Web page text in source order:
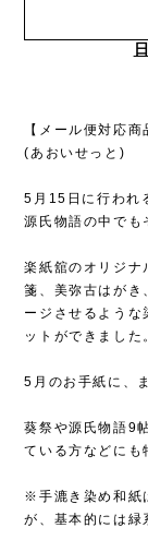
【メール便対応商
(あおいせっと)
5月15日に行われ
源氏物語の中でも
楽紙舘のオリジナ
箋、美弥古はがき
ージさせるような
ットができました
5月のお手紙に、
葵祭や源氏物語9
ている方などにも
※手漉き染め和紙
が、基本的には緑